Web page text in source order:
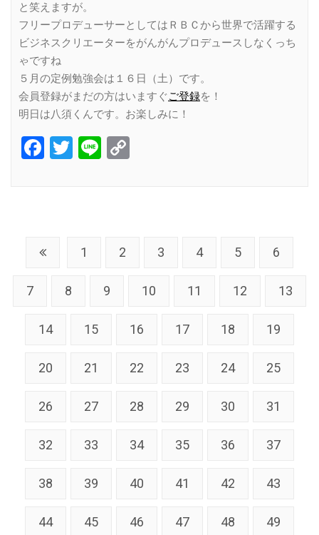
と笑えますが。
フリープロデューサーとしてはＲＢＣから世界で活躍する
ビジネスクリエーターをがんがんプロデュースしなくっち
ゃですね
５月の定例勉強会は１６日（土）です。
会員登録がまだの方はいますぐご登録を！
明日は八須くんです。お楽しみに！
Facebook
Twitter
Line
1 2 3 4 5 6
7 8 9 10 11 12 13
14 15 16 17 18 19
20 21 22 23 24 25
26 27 28 29 30 31
32 33 34 35 36 37
38 39 40 41 42 43
44 45 46 47 48 49